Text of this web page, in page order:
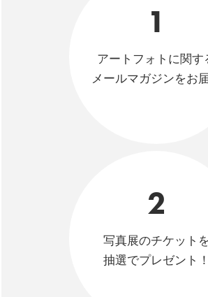
1
アートフォトに関す
メールマガジンをお
2
写真展のチケット
抽選でプレゼント！